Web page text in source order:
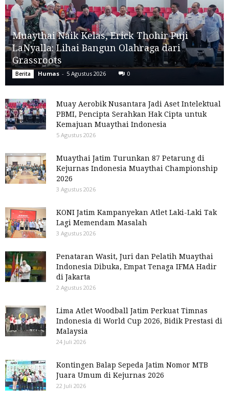
Muaythai Naik Kelas, Erick Thohir Puji
LaNyalla: Lihai Bangun Olahraga dari
Grassroots
Berita Humas - 5 Agustus 2026 0
Muay Aerobik Nusantara Jadi Aset Intelektual
PBMI, Pencipta Serahkan Hak Cipta untuk
Kemajuan Muaythai Indonesia
5 Agustus 2026
Muaythai Jatim Turunkan 87 Petarung di
Kejurnas Indonesia Muaythai Championship
2026
3 Agustus 2026
KONI Jatim Kampanyekan Atlet Laki-Laki Tak
Lagi Memendam Masalah
3 Agustus 2026
Penataran Wasit, Juri dan Pelatih Muaythai
Indonesia Dibuka, Empat Tenaga IFMA Hadir
di Jakarta
2 Agustus 2026
Lima Atlet Woodball Jatim Perkuat Timnas
Indonesia di World Cup 2026, Bidik Prestasi di
Malaysia
24 Juli 2026
Kontingen Balap Sepeda Jatim Nomor MTB
Juara Umum di Kejurnas 2026
22 Juli 2026